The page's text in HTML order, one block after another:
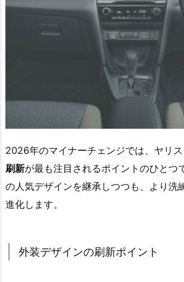
2026年のマイナーチェンジでは、ヤリ
刷新が最も注目されるポイントのひとつ
の人気デザインを継承しつつも、より洗
進化します。
外装デザインの刷新ポイント